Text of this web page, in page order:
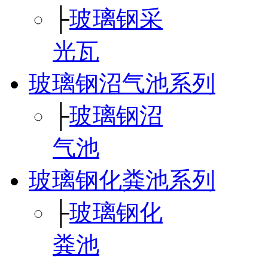
├玻璃钢采
光瓦
玻璃钢沼气池系列
├玻璃钢沼
气池
玻璃钢化粪池系列
├玻璃钢化
粪池